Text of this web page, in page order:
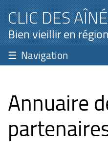
CLIC DES
Bien vieillir en
Navigation
Annuaire